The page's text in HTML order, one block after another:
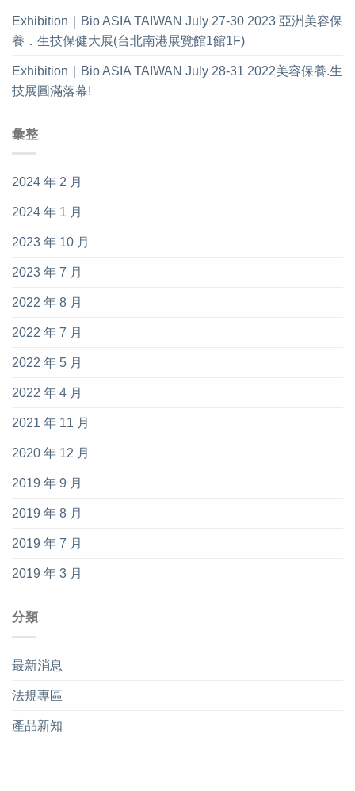
Exhibition｜Bio ASIA TAIWAN July 27-30 2023 亞洲美容保
養．生技保健大展(台北南港展覽館1館1F)
Exhibition｜Bio ASIA TAIWAN July 28-31 2022美容保養.生
技展圓滿落幕!
彙整
2024 年 2 月
2024 年 1 月
2023 年 10 月
2023 年 7 月
2022 年 8 月
2022 年 7 月
2022 年 5 月
2022 年 4 月
2021 年 11 月
2020 年 12 月
2019 年 9 月
2019 年 8 月
2019 年 7 月
2019 年 3 月
分類
最新消息
法規專區
產品新知